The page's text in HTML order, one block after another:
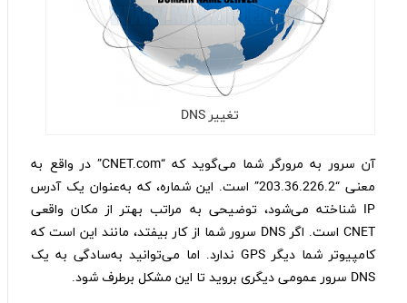
تغییر DNS
آن سرور به مرورگر شما می‌گوید که “CNET.com” در واقع به‌
معنی “203.36.226.2” است. این شماره، که به‌عنوان یک آدرس
IP شناخته می‌شود، توضیحی به مراتب بهتر از مکان واقعی
CNET است. اگر DNS سرور شما از کار بیفتد‌، مانند این است که
کامپیوتر شما دیگر GPS ندارد. اما می‌توانید به‌سادگی به یک
DNS سرور عمومی دیگری بروید تا این مشکل بر‌طرف شود.